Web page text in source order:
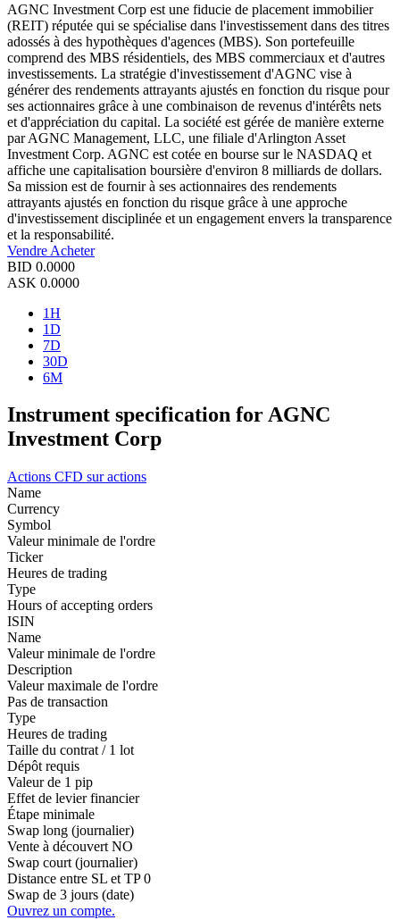
AGNC Investment Corp est une fiducie de placement immobilier
(REIT) réputée qui se spécialise dans l'investissement dans des titres
adossés à des hypothèques d'agences (MBS). Son portefeuille
comprend des MBS résidentiels, des MBS commerciaux et d'autres
investissements. La stratégie d'investissement d'AGNC vise à
générer des rendements attrayants ajustés en fonction du risque pour
ses actionnaires grâce à une combinaison de revenus d'intérêts nets
et d'appréciation du capital. La société est gérée de manière externe
par AGNC Management, LLC, une filiale d'Arlington Asset
Investment Corp. AGNC est cotée en bourse sur le NASDAQ et
affiche une capitalisation boursière d'environ 8 milliards de dollars.
Sa mission est de fournir à ses actionnaires des rendements
attrayants ajustés en fonction du risque grâce à une approche
d'investissement disciplinée et un engagement envers la transparence
et la responsabilité.
Vendre Acheter
BID 0.0000
ASK 0.0000
1H
1D
7D
30D
6M
Instrument specification for AGNC
Investment Corp
Actions CFD sur actions
Name
Currency
Symbol
Valeur minimale de l'ordre
Ticker
Heures de trading
Type
Hours of accepting orders
ISIN
Name
Valeur minimale de l'ordre
Description
Valeur maximale de l'ordre
Pas de transaction
Type
Heures de trading
Taille du contrat / 1 lot
Dépôt requis
Valeur de 1 pip
Effet de levier financier
Étape minimale
Swap long (journalier)
Vente à découvert NO
Swap court (journalier)
Distance entre SL et TP 0
Swap de 3 jours (date)
Ouvrez un compte.